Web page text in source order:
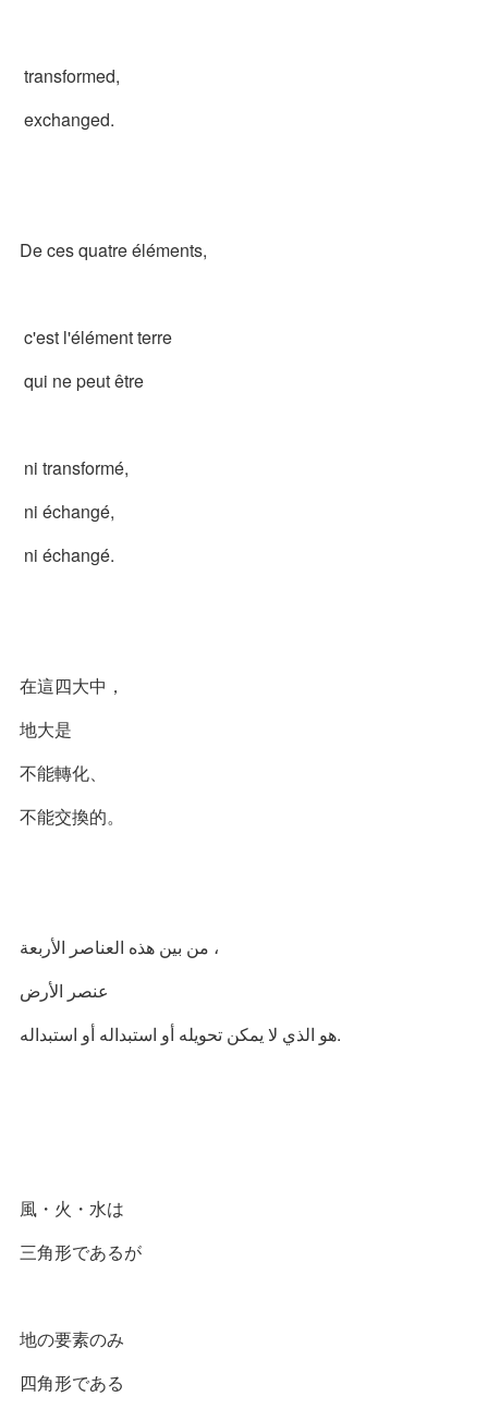
transformed,
exchanged.
De ces quatre éléments,
c'est l'élément terre
qui ne peut être
ni transformé,
ni échangé,
ni échangé.
在這四大中，
地大是
不能轉化、
不能交換的。
من بين هذه العناصر الأربعة ،
هو الذي لا يمكن تحويله أو استبداله أو استبداله.
風・火・水は
三角形であるが
地の要素のみ
四角形である